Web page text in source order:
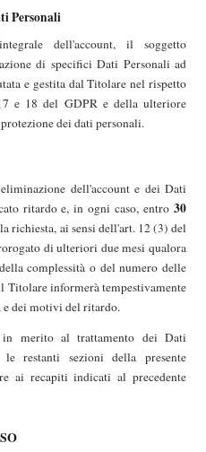
Personali
dell'account, il soggetto
di specifici Dati Personali ad
e gestita dal Titolare nel rispetto
e 18 del GDPR e della ulteriore
dei dati personali.
dell'account e dei Dati
ritardo e, in ogni caso, entro 30
richiesta, ai sensi dell'art. 12 (3) del
di ulteriori due mesi qualora
complessità o del numero delle
Titolare informerà tempestivamente
e dei motivi del ritardo.
merito al trattamento dei Dati
restanti sezioni della presente
ai recapiti indicati al precedente